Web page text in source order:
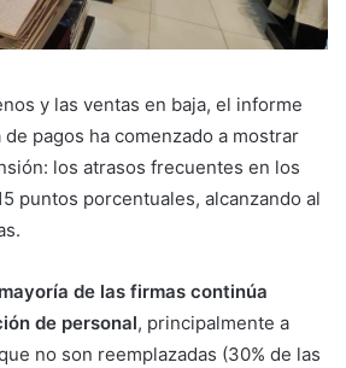
y las ventas en baja, el informe
pagos ha comenzado a mostrar
los atrasos frecuentes en los
puntos porcentuales, alcanzando al
de las firmas continúa
de personal, principalmente a
no son reemplazadas (30% de las